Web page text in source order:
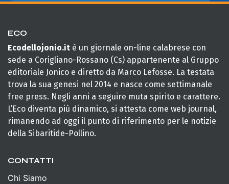
ECO
Ecodellojonio.it è un giornale on-line calabrese con
sede a Corigliano-Rossano (Cs) appartenente al Gruppo
editoriale Jonico e diretto da Marco Lefosse. La testata
trova la sua genesi nel 2014 e nasce come settimanale
free press. Negli anni a seguire muta spirito e carattere.
L’Eco diventa più dinamico, si attesta come web journal,
rimanendo ad oggi il punto di riferimento per le notizie
della Sibaritide-Pollino.
CONTATTI
Chi Siamo